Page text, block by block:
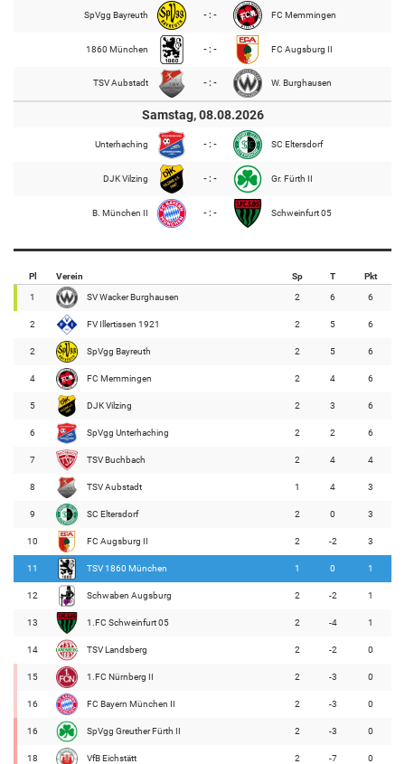
SpVgg Bayreuth - : - FC Memmingen
1860 München - : - FC Augsburg II
TSV Aubstadt - : - W. Burghausen
Samstag, 08.08.2026
Unterhaching - : - SC Eltersdorf
DJK Vilzing - : - Gr. Fürth II
B. München II - : - Schweinfurt 05
Pl Verein Sp T Pkt
1 SV Wacker Burghausen 2 6 6
2 FV Illertissen 1921 2 5 6
2 SpVgg Bayreuth 2 5 6
4 FC Memmingen 2 4 6
5 DJK Vilzing 2 3 6
6 SpVgg Unterhaching 2 2 6
7 TSV Buchbach 2 4 4
8 TSV Aubstadt 1 4 3
9 SC Eltersdorf 2 0 3
10 FC Augsburg II 2 -2 3
11 TSV 1860 München 1 0 1
12 Schwaben Augsburg 2 -2 1
13 1.FC Schweinfurt 05 2 -4 1
14 TSV Landsberg 2 -2 0
15 1.FC Nürnberg II 2 -3 0
16 FC Bayern München II 2 -3 0
16 SpVgg Greuther Fürth II 2 -3 0
18 VfB Eichstätt 2 -7 0